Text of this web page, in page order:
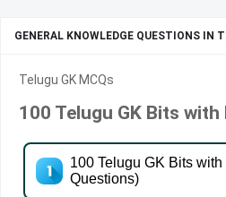
GENERAL KNOWLEDGE QUESTIONS IN
Telugu GK MCQs
100 Telugu GK Bits with
100 Telugu GK Bits
Questions)